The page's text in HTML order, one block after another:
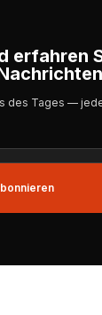
erfahren
des Tages —